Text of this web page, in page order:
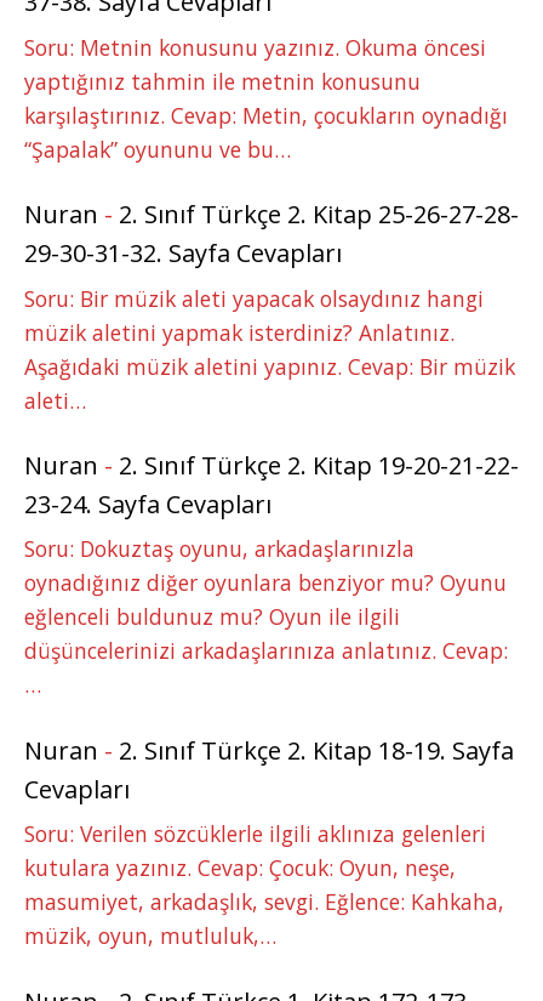
Soru: Metnin konusunu yazınız. Okuma öncesi
yaptığınız tahmin ile metnin konusunu
karşılaştırınız. Cevap: Metin, çocukların oynadığı
“Şapalak” oyununu ve bu…
Nuran - 2. Sınıf Türkçe 2. Kitap 25-26-27-28-
29-30-31-32. Sayfa Cevapları
Soru: Bir müzik aleti yapacak olsaydınız hangi
müzik aletini yapmak isterdiniz? Anlatınız.
Aşağıdaki müzik aletini yapınız. Cevap: Bir müzik
aleti…
Nuran - 2. Sınıf Türkçe 2. Kitap 19-20-21-22-
23-24. Sayfa Cevapları
Soru: Dokuztaş oyunu, arkadaşlarınızla
oynadığınız diğer oyunlara benziyor mu? Oyunu
eğlenceli buldunuz mu? Oyun ile ilgili
düşüncelerinizi arkadaşlarınıza anlatınız. Cevap:
…
Nuran - 2. Sınıf Türkçe 2. Kitap 18-19. Sayfa
Cevapları
Soru: Verilen sözcüklerle ilgili aklınıza gelenleri
kutulara yazınız. Cevap: Çocuk: Oyun, neşe,
masumiyet, arkadaşlık, sevgi. Eğlence: Kahkaha,
müzik, oyun, mutluluk,…